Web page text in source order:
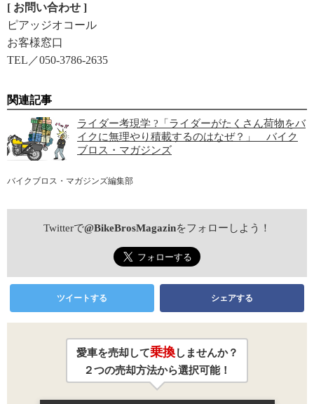
[ お問い合わせ ]
ピアッジオコール
お客様窓口
TEL／050-3786-2635
関連記事
ライダー考現学 ?「ライダーがたくさん荷物をバ
イクに無理やり積載するのはなぜ？」 バイク
ブロス・マガジンズ
バイクブロス・マガジンズ編集部
Twitterで@BikeBrosMagazinをフォローしよう！
ツイートする シェアする
愛車を売却して乗換しませんか？
２つの売却方法から選択可能！